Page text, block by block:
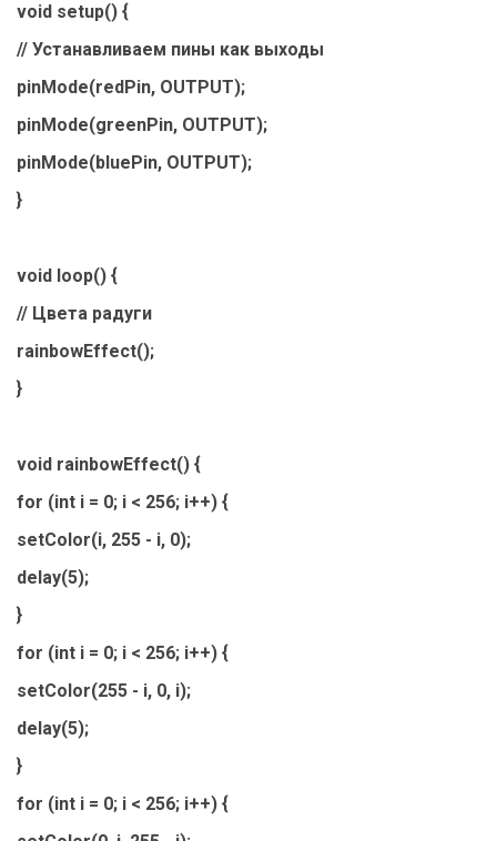
void setup() {
// Устанавливаем пины как выходы
pinMode(redPin, OUTPUT);
pinMode(greenPin, OUTPUT);
pinMode(bluePin, OUTPUT);
}
void loop() {
// Цвета радуги
rainbowEffect();
}
void rainbowEffect() {
for (int i = 0; i < 256; i++) {
setColor(i, 255 - i, 0);
delay(5);
}
for (int i = 0; i < 256; i++) {
setColor(255 - i, 0, i);
delay(5);
}
for (int i = 0; i < 256; i++) {